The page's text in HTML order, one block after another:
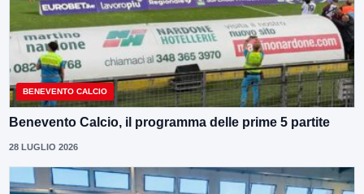
BENEVENTO CALCIO
Benevento Calcio, il programma delle prime 5 partite
28 LUGLIO 2026